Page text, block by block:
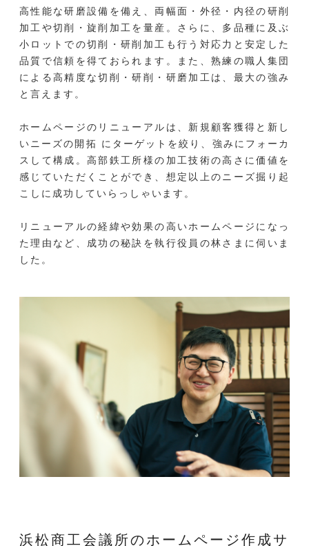
高性能な研磨設備を備え、両幅面・外径・内径の研削
加工や切削・旋削加工を量産。さらに、多品種に及ぶ
小ロットでの切削・研削加工も行う対応力と安定した
品質で信頼を得ておられます。また、熟練の職人集団
による高精度な切削・研削・研磨加工は、最大の強み
と言えます。
ホームページのリニューアルは、新規顧客獲得と新し
いニーズの開拓 にターゲットを絞り、強みにフォーカ
スして構成。高部鉄工所様の加工技術の高さに価値を
感じていただくことができ、想定以上のニーズ掘り起
こしに成功していらっしゃいます。
リニューアルの経緯や効果の高いホームページになっ
た理由など、成功の秘訣を執行役員の林さまに伺いま
した。
浜松商工会議所のホームページ作成サ